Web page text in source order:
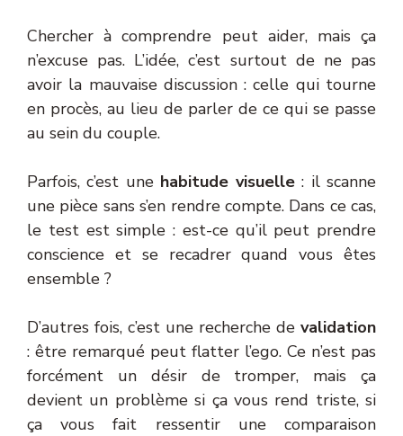
Chercher à comprendre peut aider, mais ça
n’excuse pas. L’idée, c’est surtout de ne pas
avoir la mauvaise discussion : celle qui tourne
en procès, au lieu de parler de ce qui se passe
au sein du couple.
Parfois, c’est une habitude visuelle: il scanne
une pièce sans s’en rendre compte. Dans ce cas,
le test est simple : est-ce qu’il peut prendre
conscience et se recadrer quand vous êtes
ensemble ?
D’autres fois, c’est une recherche de validation
: être remarqué peut flatter l’ego. Ce n’est pas
forcément un désir de tromper, mais ça
devient un problème si ça vous rend triste, si
ça vous fait ressentir une comparaison